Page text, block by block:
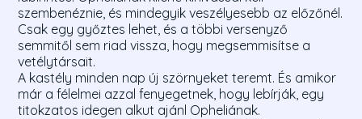
szembenéznie, és mindegyik veszélyesebb az előzőnél.
Csak egy győztes lehet, és a többi versenyző
semmitől sem riad vissza, hogy megsemmisítse a
vetélytársait.
A kastély minden nap új szörnyeket teremt. És amikor
már a félelmei azzal fenyegetnek, hogy lebírják, egy
titokzatos idegen alkut ajánl Opheliának.